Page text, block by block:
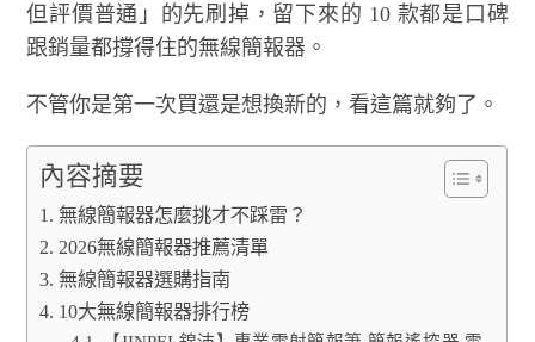
但評價普通」的先刷掉，留下來的 10 款都是口碑
跟銷量都撐得住的無線簡報器。
不管你是第一次買還是想換新的，看這篇就夠了。
內容摘要
無線簡報器怎麼挑才不踩雷？
2026無線簡報器推薦清單
無線簡報器選購指南
10大無線簡報器排行榜